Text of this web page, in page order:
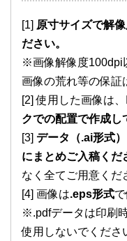
[1] 原寸サイズで解
ださい。
※画像解像度100dpi
画像の荒れ等の保証
[2] 使用した画像は
クでの配置で作成し
[3] データ（.ai形式
にまとめご入稿くだ
なく全てご用意くだ
[4] 画像は.eps形式で
※.pdfデータは印刷
使用しないでくださ